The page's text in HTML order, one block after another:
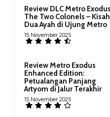
Review DLC Metro Exodus
The Two Colonels – Kisah
Dua Ayah di Ujung Metro
15 November 2025
Review Metro Exodus
Enhanced Edition:
Petualangan Panjang
Artyom di Jalur Terakhir
15 November 2025